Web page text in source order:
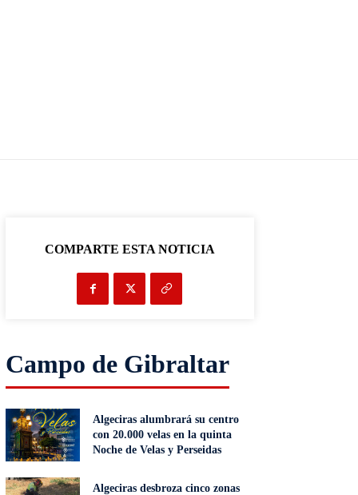
COMPARTE ESTA NOTICIA
Campo de Gibraltar
Algeciras alumbrará su centro
con 20.000 velas en la quinta
Noche de Velas y Perseidas
Algeciras desbroza cinco zonas